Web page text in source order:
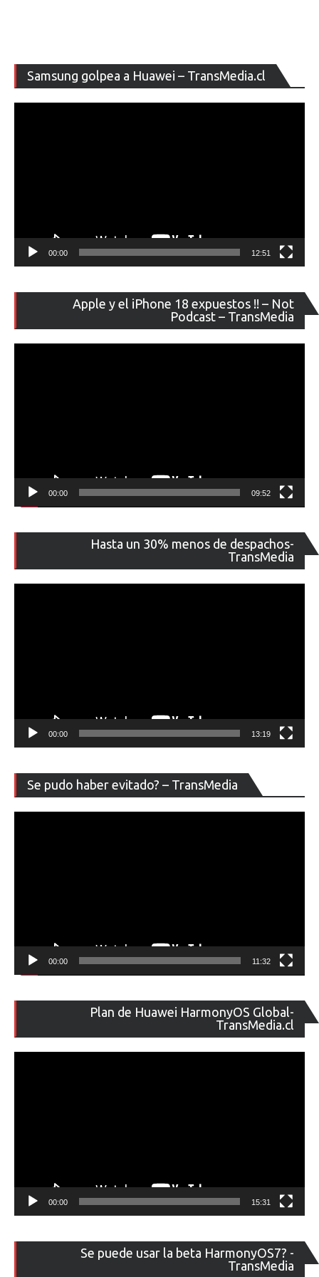
Samsung golpea a Huawei – TransMedia.cl
de
00:00 12:51
Apple y el iPhone 18 expuestos !! – Not
Podcast – TransMedia
de
00:00 09:52
Hasta un 30% menos de despachos-
TransMedia
de
00:00 13:19
Se pudo haber evitado? – TransMedia
de
00:00 11:32
Plan de Huawei HarmonyOS Global-
TransMedia.cl
de
00:00 15:31
Se puede usar la beta HarmonyOS7? -
TransMedia
de